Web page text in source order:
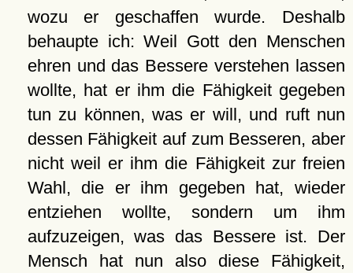
wozu er geschaffen wurde. Deshalb
behaupte ich: Weil Gott den Menschen
ehren und das Bessere verstehen lassen
wollte, hat er ihm die Fähigkeit gegeben
tun zu können, was er will, und ruft nun
dessen Fähigkeit auf zum Besseren, aber
nicht weil er ihm die Fähigkeit zur freien
Wahl, die er ihm gegeben hat, wieder
entziehen wollte, sondern um ihm
aufzuzeigen, was das Bessere ist. Der
Mensch hat nun also diese Fähigkeit,